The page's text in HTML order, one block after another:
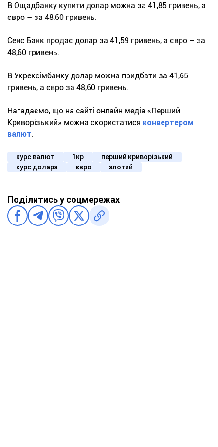
В Ощадбанку купити долар можна за 41,85 гривень, а
євро – за 48,60 гривень.
Сенс Банк продає долар за 41,59 гривень, а євро – за
48,60 гривень.
В Укрексімбанку долар можна придбати за 41,65
гривень, а євро за 48,60 гривень.
Нагадаємо, що на сайті онлайн медіа «Перший
Криворізький» можна скористатися конвертером
валют.
курс валют 1кр
перший криворізький
курс долара
євро злотий
Поділитись у соцмережах